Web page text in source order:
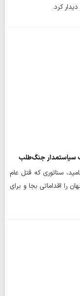
کرد.
سیاستمدار جنگ‌طلب
سناتوری که قتل عام
را اقداماتی بجا و برای